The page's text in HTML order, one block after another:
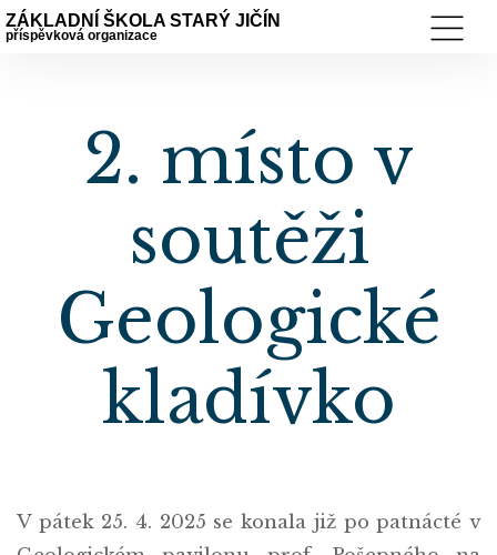
ZÁKLADNÍ ŠKOLA STARÝ JIČÍN
příspěvková organizace
2. místo v
soutěži
Geologické
kladívko
V pátek 25. 4. 2025 se konala již po patnácté v